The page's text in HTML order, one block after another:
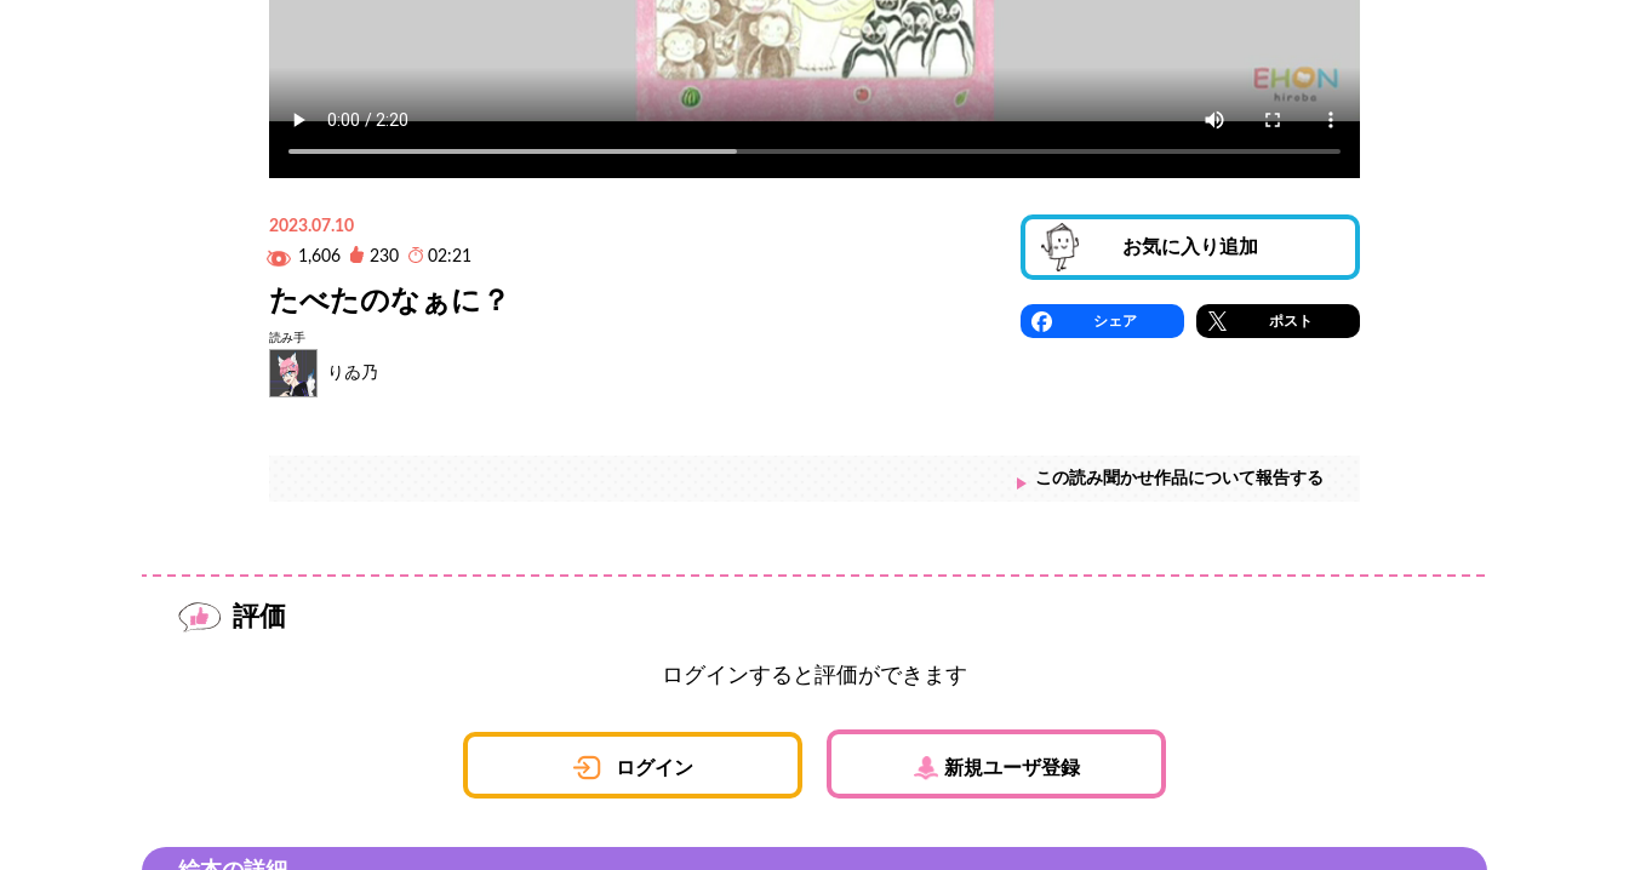
2023.07.10
1,606
230 02:21
たべたのなぁに？
読み手
りゐ乃
お気に入り追加
シェア ポスト
この読み聞かせ作品について報告する
評価
ログインすると評価ができます
ログイン 新規ユーザ登録